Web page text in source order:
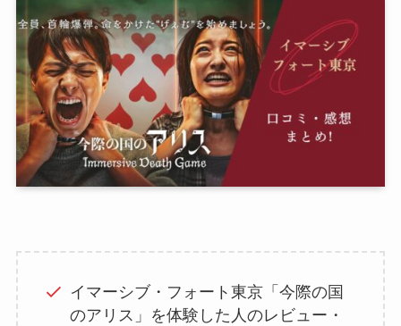
イマーシブ・フォート東京「今際の国
のアリス」を体験した人のレビュー・